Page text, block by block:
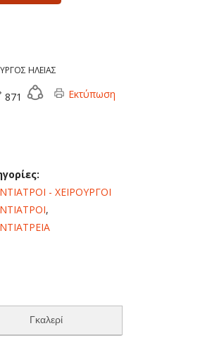
ΗΛΕΙΑΣ
871 Εκτύπωση
- ΧΕΙΡΟΥΡΓΟΙ
,
Γκαλερί